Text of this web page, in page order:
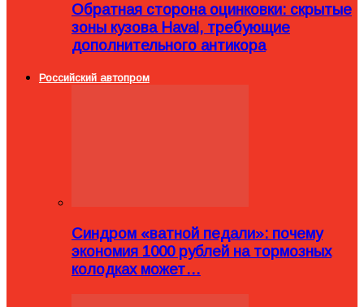
Обратная сторона оцинковки: скрытые
зоны кузова Haval, требующие
дополнительного антикора
Российский автопром
Синдром «ватной педали»: почему
экономия 1000 рублей на тормозных
колодках может…